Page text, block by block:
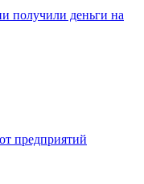
получили деньги на
предприятий